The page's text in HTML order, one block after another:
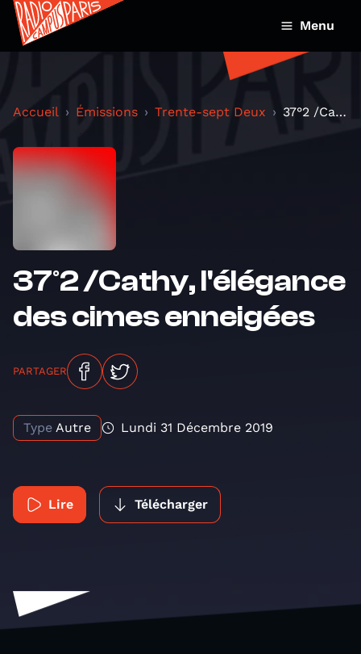
Menu
Accueil Émissions Trente-sept Deux 37°2 /Cathy, l'élégance des cimes enneigées
37°2 /Cathy, l'élégance
des cimes enneigées
PARTAGER
Type Autre Lundi 31 Décembre 2019
Lire Télécharger